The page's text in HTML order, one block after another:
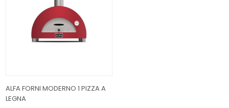
ALFA FORNI MODERNO 1 PIZZA A
LEGNA